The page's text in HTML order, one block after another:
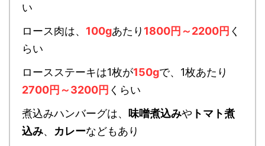
い
ロース肉は、 100gあたり 1800円～2200円 く
らい
ロースステーキは1枚が150gで、1枚あたり
2700円～3200円 くらい
煮込みハンバーグは、 味噌煮込みや トマト煮
込み、 カレーなどもあり